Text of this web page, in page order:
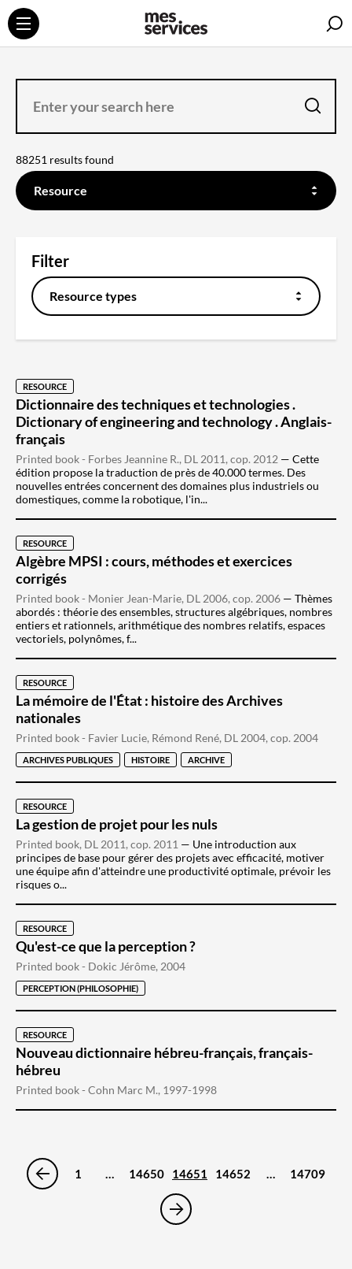
ENTER
SEARCH
HERE
88251 results found
FILTER
ON
THE
CONTENT
YOU
Resource
Filter
Resource types
RESOURCE
Dictionnaire des techniques et technologies .
Dictionary of engineering and technology . Anglais-
français
Printed book - Forbes Jeannine R., DL 2011, cop. 2012
Cette
édition propose la traduction de près de 40.000 termes. Des
nouvelles entrées concernent des domaines plus industriels ou
domestiques, comme la robotique, l'in...
RESOURCE
Algèbre MPSI : cours, méthodes et exercices
corrigés
Printed book - Monier Jean-Marie, DL 2006, cop. 2006
Thèmes
abordés : théorie des ensembles, structures algébriques, nombres
entiers et rationnels, arithmétique des nombres relatifs, espaces
vectoriels, polynômes, f...
RESOURCE
La mémoire de l'État : histoire des Archives
nationales
Printed book - Favier Lucie, Rémond René, DL 2004, cop. 2004
ARCHIVES PUBLIQUES HISTOIRE ARCHIVE
RESOURCE
La gestion de projet pour les nuls
Printed book, DL 2011, cop. 2011
Une introduction aux
principes de base pour gérer des projets avec efficacité, motiver
une équipe afin d'atteindre une productivité optimale, prévoir les
risques o...
RESOURCE
Qu'est-ce que la perception ?
Printed book - Dokic Jérôme, 2004
PERCEPTION (PHILOSOPHIE)
RESOURCE
Nouveau dictionnaire hébreu-français, français-
hébreu
Printed book - Cohn Marc M., 1997-1998
1 … 14650 14651 14652 … 14709